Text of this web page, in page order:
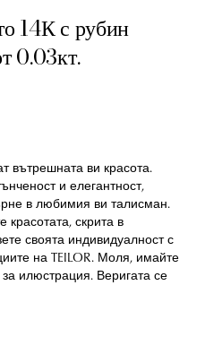
14К с рубин
0.03кт.
вътрешната ви красота.
и елегантност,
в любимия ви талисман.
красотата, скрита в
своята индивидуалност с
на TEILOR. Моля, имайте
илюстрация. Веригата се